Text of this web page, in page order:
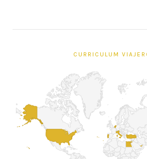
CURRICULUM